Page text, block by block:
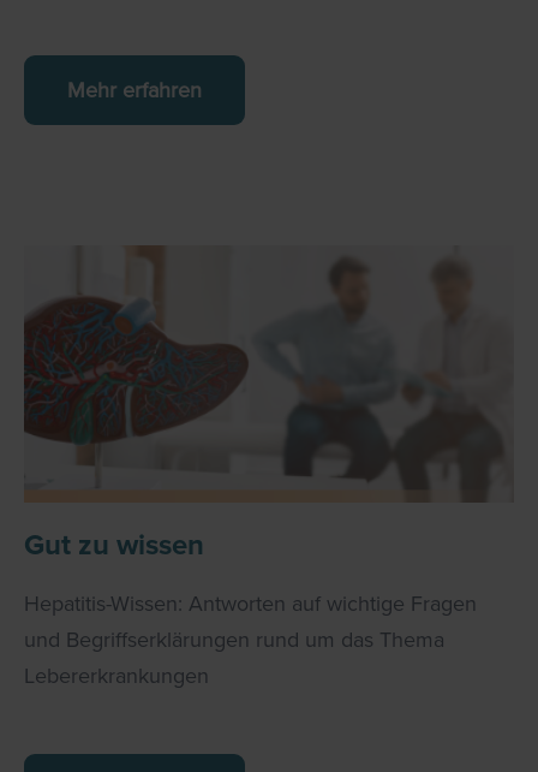
Mehr erfahren
Gut zu wissen
Hepatitis-Wissen: Antworten auf wichtige Fragen
und Begriffserklärungen rund um das Thema
Lebererkrankungen